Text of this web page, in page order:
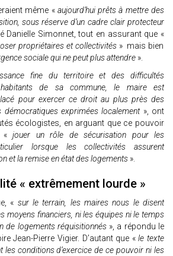
même «aujourd’hui prêts à mettre des
sous réserve d’un cadre clair protecteur
Danielle Simonnet, tout en assurant que «
propriétaires et collectivités» mais bien
sociale qui ne peut plus attendre ».
fine du territoire et des difficultés
de sa commune, le maire est
pour exercer ce droit au plus près des
démocratiques exprimées localement», ont
écologistes, en arguant que ce pouvoir
«jouer un rôle de sécurisation pour les
lorsque les collectivités assurent
et la remise en état des logements ».
« extrêmement lourde »
« sur le terrain, les maires nous le disent
moyens financiers, ni les équipes ni le temps
de logements réquisitionnés», a répondu le
Jean-Pierre Vigier. D’autant que «le texte
les conditions d’exercice de ce pouvoir ni les